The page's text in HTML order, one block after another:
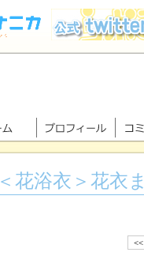
＜花浴衣＞花衣